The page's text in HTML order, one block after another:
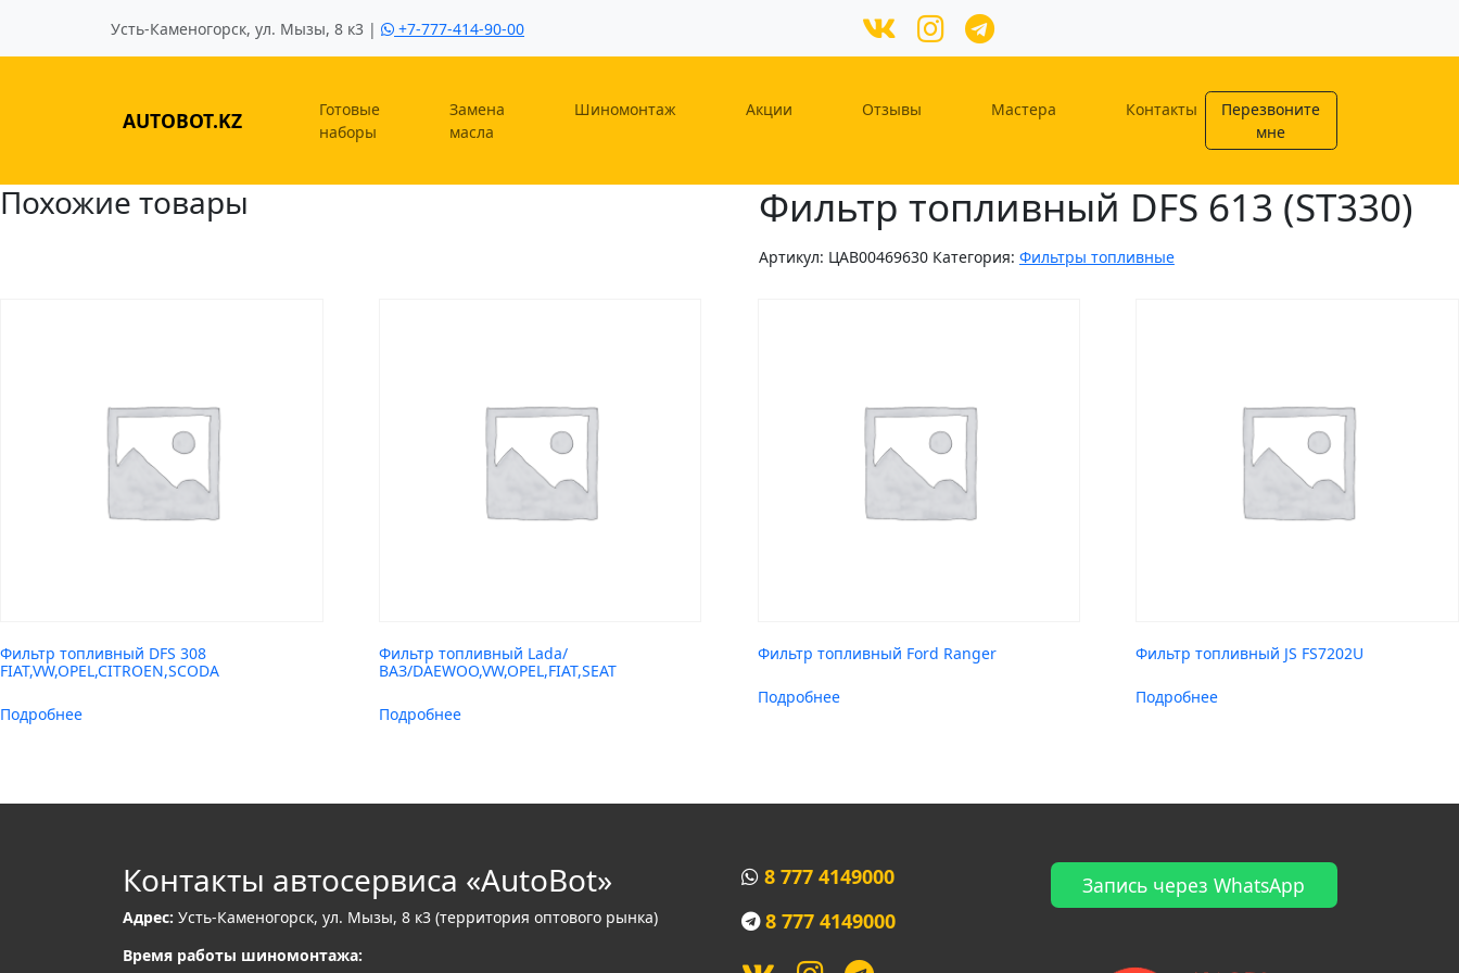
Усть-Каменогорск, ул. Мызы, 8 к3 | +7-777-414-90-00
AUTOBOT.KZ
Готовые
наборы
Замена
масла
Шиномонтаж Акции Отзывы Мастера Контакты
Перезвоните
мне
Фильтр топливный DFS 613 (ST330)
Артикул: ЦAB00469630 Категория: Фильтры топливные
Похожие товары
Фильтр топливный DFS 308
FIAT,VW,OPEL,CITROEN,SCODA
Подробнее
Фильтр топливный Lada/
ВАЗ/DAEWOO,VW,OPEL,FIAT,SEAT
Подробнее
Фильтр топливный Ford Ranger
Подробнее
Фильтр топливный JS FS7202U
Подробнее
Контакты автосервиса «AutoBot»
Адрес: Усть-Каменогорск, ул. Мызы, 8 к3 (территория оптового рынка)
Время работы шиномонтажа:
8 777 4149000
8 777 4149000
Запись через WhatsApp